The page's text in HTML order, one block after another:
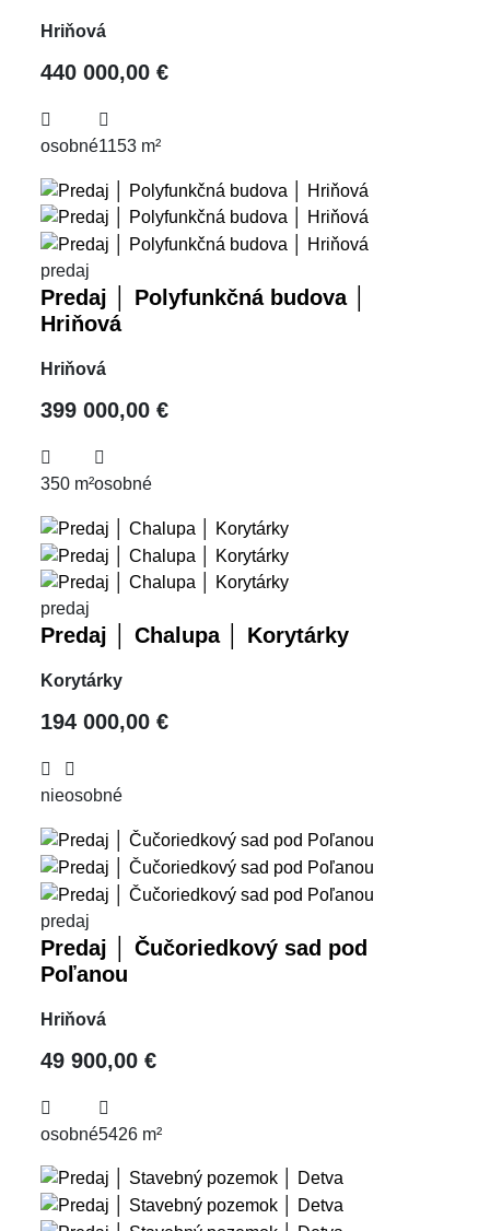
Hriňová
440 000,00 €
osobné1153 m²
predaj
Predaj │ Polyfunkčná budova │
Hriňová
Hriňová
399 000,00 €
350 m²osobné
predaj
Predaj │ Chalupa │ Korytárky
Korytárky
194 000,00 €
nieosobné
predaj
Predaj │ Čučoriedkový sad pod
Poľanou
Hriňová
49 900,00 €
osobné5426 m²